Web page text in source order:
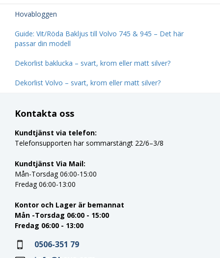
Hovabloggen
Guide: Vit/Röda Bakljus till Volvo 745 & 945 – Det här
passar din modell
Dekorlist baklucka – svart, krom eller matt silver?
Dekorlist Volvo – svart, krom eller matt silver?
Kontakta oss
Kundtjänst via telefon:
Telefonsupporten har sommarstängt 22/6–3/8
Kundtjänst Via Mail:
Mån-Torsdag 06:00-15:00
Fredag 06:00-13:00
Kontor och Lager är bemannat
Mån -Torsdag 06:00 - 15:00
Fredag 06:00 - 13:00
0506-351 79